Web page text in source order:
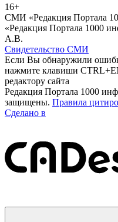
16+
СМИ «Редакция Портала
«Редакция Портала 1000
А.В.
Свидетельство СМИ
Если Вы обнаружили
нажмите клавиши
редактору сайта
Редакция Портала 1000
защищены. Правила
Сделано в